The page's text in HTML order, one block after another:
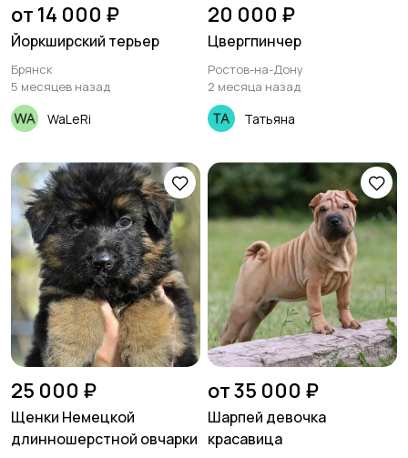
от 14 000 ₽
Йоркширский терьер
Брянск
5 месяцев назад
WaLeRi
20 000 ₽
Цвергпинчер
Ростов-на-Дону
2 месяца назад
Татьяна
25 000 ₽
Щенки Немецкой
длинношерстной овчарки
от 35 000 ₽
Шарпей девочка
красавица